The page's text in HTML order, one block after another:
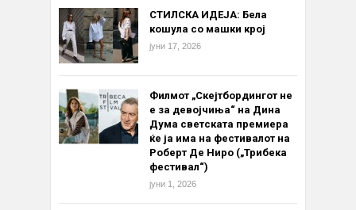
СТИЛСКА ИДЕЈА: Бела
кошула со машки крој
јуни 17, 2026
Филмот „Скејтбордингот не
е за девојчиња“ на Дина
Дума светската премиера
ќе ја има на фестивалот на
Роберт Де Ниро („Трибека
фестивал“)
јуни 1, 2026